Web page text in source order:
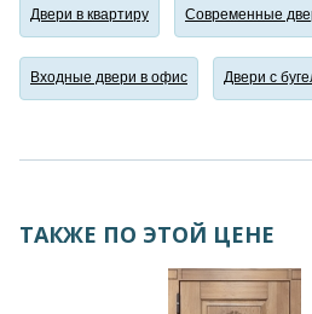
Двери в квартиру Современные
Входные двери в офис Двери с
ТАКЖЕ ПО ЭТОЙ ЦЕНЕ